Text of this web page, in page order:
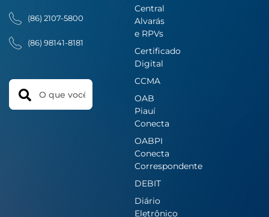
(86) 2107-5800
(86) 98141-8181
Search
Central
Alvarás
e RPVs
Certificado
Digital
CCMA
OAB
Piauí
Conecta
OABPI
Conecta
Correspondente
DEBIT
Diário
Eletrônico